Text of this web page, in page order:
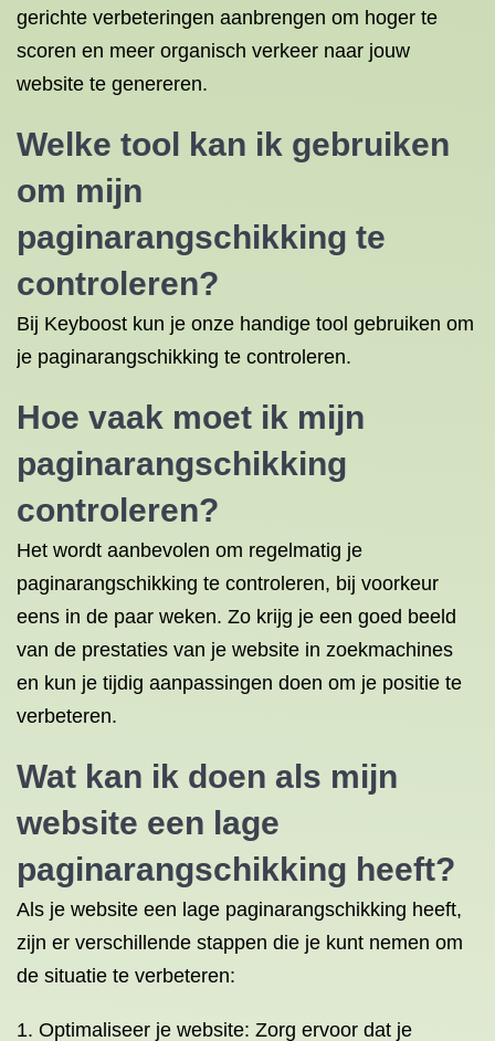
gerichte verbeteringen aanbrengen om hoger te
scoren en meer organisch verkeer naar jouw
website te genereren.
Welke tool kan ik gebruiken
om mijn
paginarangschikking te
controleren?
Bij Keyboost kun je onze handige tool gebruiken om
je paginarangschikking te controleren.
Hoe vaak moet ik mijn
paginarangschikking
controleren?
Het wordt aanbevolen om regelmatig je
paginarangschikking te controleren, bij voorkeur
eens in de paar weken. Zo krijg je een goed beeld
van de prestaties van je website in zoekmachines
en kun je tijdig aanpassingen doen om je positie te
verbeteren.
Wat kan ik doen als mijn
website een lage
paginarangschikking heeft?
Als je website een lage paginarangschikking heeft,
zijn er verschillende stappen die je kunt nemen om
de situatie te verbeteren:
Optimaliseer je website: Zorg ervoor dat je